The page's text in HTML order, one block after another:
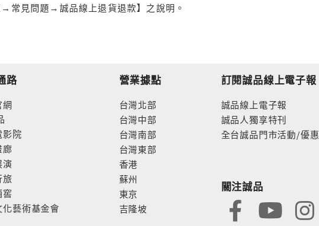
常見問題→誠品線上退貨退款】之說明。
路
網
影院
廊
演
旅
窖
化藝術基金會
營業據點
台灣北部
台灣中部
台灣南部
台灣東部
香港
蘇州
東京
吉隆坡
訂閱誠品線上電子報
誠品線上電子報
誠品人獨享特刊
全台誠品門市活動/優惠
關注誠品